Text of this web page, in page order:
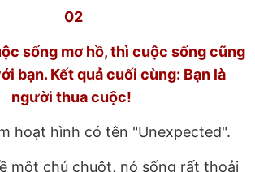
02
sống mơ hồ, thì cuộc sống cũng
bạn. Kết quả cuối cùng: Bạn là
người thua cuộc!
hoạt hình có tên "Unexpected".
một chú chuột, nó sống rất thoải